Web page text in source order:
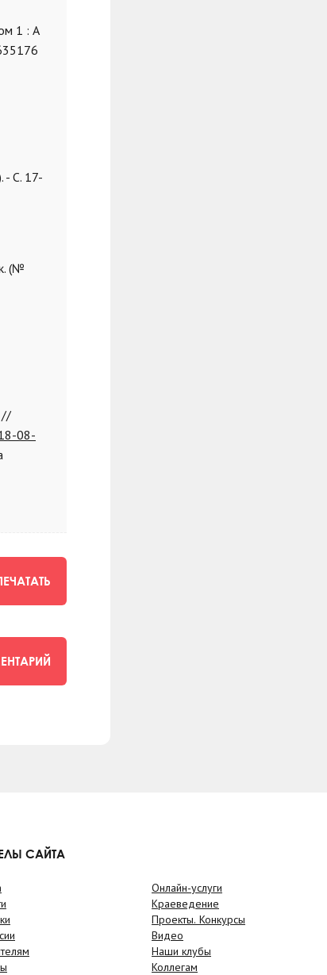
1 : А
- С. 17-
(№
//
08-
САЙТА
Онлайн-услуги
Краеведение
Проекты. Конкурсы
Видео
Наши клубы
Коллегам